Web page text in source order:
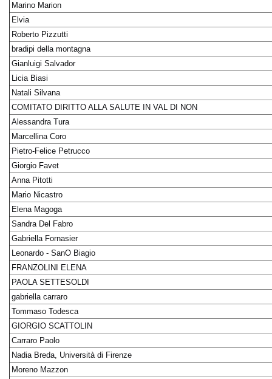
Marino Marion
Elvia
Roberto Pizzutti
bradipi della montagna
Gianluigi Salvador
Licia Biasi
Natali Silvana
COMITATO DIRITTO ALLA SALUTE IN VAL DI NON
Alessandra Tura
Marcellina Coro
Pietro-Felice Petrucco
Giorgio Favet
Anna Pitotti
Mario Nicastro
Elena Magoga
Sandra Del Fabro
Gabriella Fornasier
Leonardo - SanO Biagio
FRANZOLINI ELENA
PAOLA SETTESOLDI
gabriella carraro
Tommaso Todesca
GIORGIO SCATTOLIN
Carraro Paolo
Nadia Breda, Università di Firenze
Moreno Mazzon